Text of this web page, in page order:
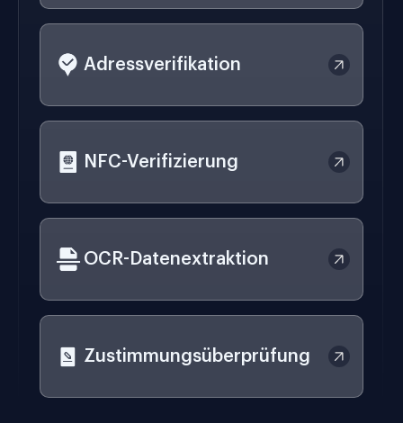
Adressverifikation
NFC-Verifizierung
OCR-Datenextraktion
Zustimmungsüberprüfung